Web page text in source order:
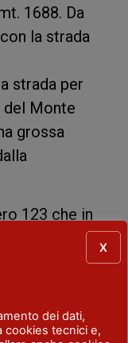
1688. Da
la strada
strada per
Monte
grossa
123 che in
dove gira
100 metri,
ad
prativa,
dei dati,
cookies tecnici e,
X